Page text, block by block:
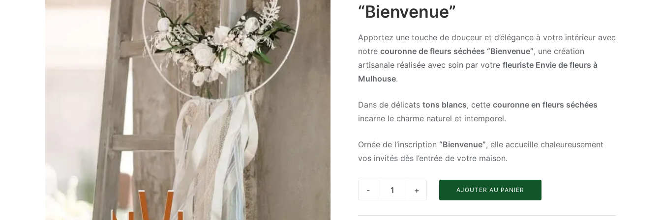
“Bienvenue”
Apportez une touche de douceur et d’élégance à votre intérieur avec
notre couronne de fleurs séchées “Bienvenue”, une création
artisanale réalisée avec soin par votre fleuriste Envie de fleurs à
Mulhouse.
Dans de délicats tons blancs, cette couronne en fleurs séchées
incarne le charme naturel et intemporel.
Ornée de l’inscription “Bienvenue”, elle accueille chaleureusement
vos invités dès l’entrée de votre maison.
-
Couronne
+ AJOUTER AU PANIER